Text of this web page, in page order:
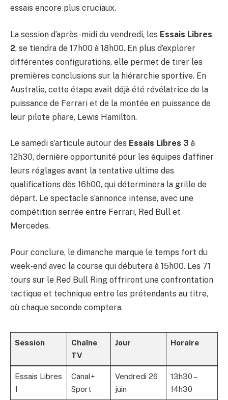
essais encore plus cruciaux.
La session d’après-midi du vendredi, les Essais Libres
2, se tiendra de 17h00 à 18h00. En plus d’explorer
différentes configurations, elle permet de tirer les
premières conclusions sur la hiérarchie sportive. En
Australie, cette étape avait déjà été révélatrice de la
puissance de Ferrari et de la montée en puissance de
leur pilote phare, Lewis Hamilton.
Le samedi s’articule autour des Essais Libres 3 à
12h30, dernière opportunité pour les équipes d’affiner
leurs réglages avant la tentative ultime des
qualifications dès 16h00, qui déterminera la grille de
départ. Le spectacle s’annonce intense, avec une
compétition serrée entre Ferrari, Red Bull et
Mercedes.
Pour conclure, le dimanche marque le temps fort du
week-end avec la course qui débutera à 15h00. Les 71
tours sur le Red Bull Ring offriront une confrontation
tactique et technique entre les prétendants au titre,
où chaque seconde comptera.
Session
Chaîne
TV
Jour Horaire
Essais Libres
1
Canal+
Sport
Vendredi 26
juin
13h30 –
14h30